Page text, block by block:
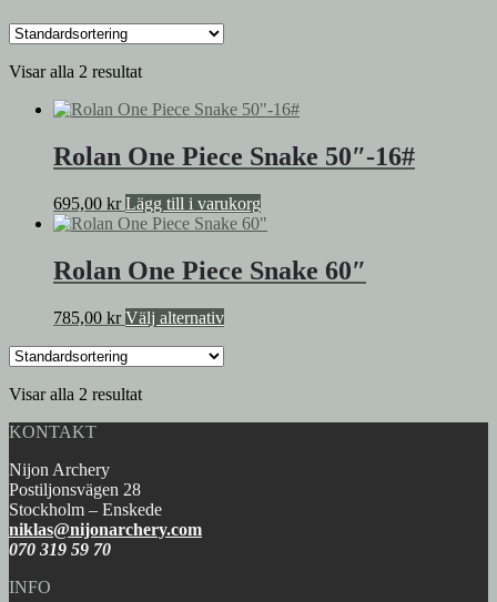
Visar alla 2 resultat
Rolan One Piece Snake 50″-16#
695,00 kr Lägg till i varukorg
Rolan One Piece Snake 60″
785,00 kr Välj alternativDen
Visar alla 2 resultat
KONTAKT
Nijon Archery
Postiljonsvägen 28
Stockholm – Enskede
niklas@nijonarchery.com
070 319 59 70
INFO